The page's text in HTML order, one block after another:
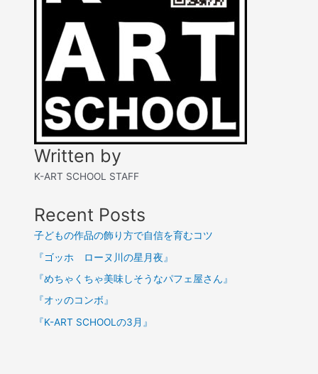
Written by
K-ART SCHOOL STAFF
Recent Posts
子どもの作品の飾り方で自信を育むコツ
『ゴッホ ローヌ川の星月夜』
『めちゃくちゃ美味しそうなパフェ屋さん』
『オッのコンボ』
『K-ART SCHOOLの3月』